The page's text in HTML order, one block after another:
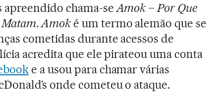
apreendido chama-seAmok – Por Que
.Amoké um termo alemão que se
cometidas durante acessos de
acredita que ele pirateou uma conta
e a usou para chamar várias
onde cometeu o ataque.